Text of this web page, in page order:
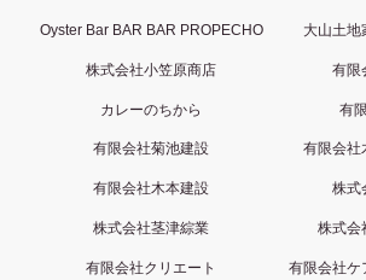
Oyster Bar BAR BAR PROPECHO 大山土地
株式会社小笠原商店 有限
カレーのちから 有
有限会社菊池建設 有限会社
有限会社木本建設 株式
株式会社茎津綜業 株式会
有限会社クリエート 有限会社ケ